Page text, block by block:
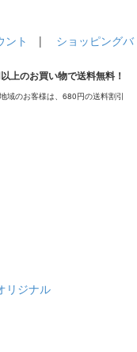
ント | ショッピングバ
上のお買い物で送料無料！
域のお客様は、680円の送料割引
リジナル